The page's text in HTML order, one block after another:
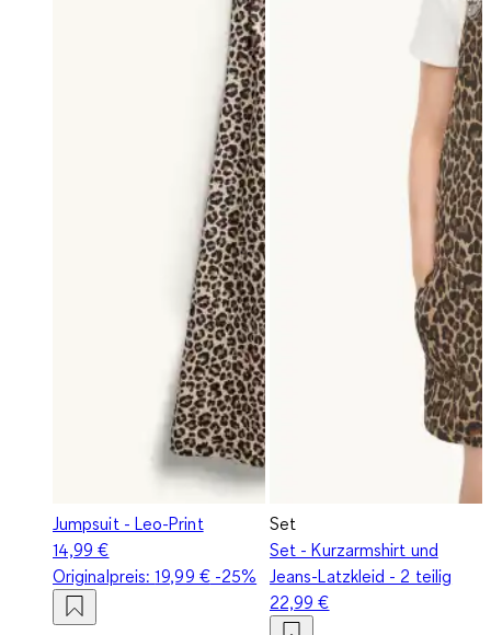
Jumpsuit - Leo-Print
14,99 €
Originalpreis:19,99 €-25%
Set
Set - Kurzarmshirt und
Jeans-Latzkleid - 2 teilig
22,99 €